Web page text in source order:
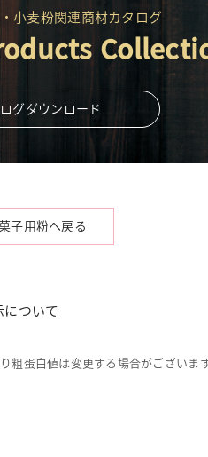
小麦粉関連商材カタログ
グダウンロード
子用粉へ戻る
ついて
蛋白値は変更する場合がございます